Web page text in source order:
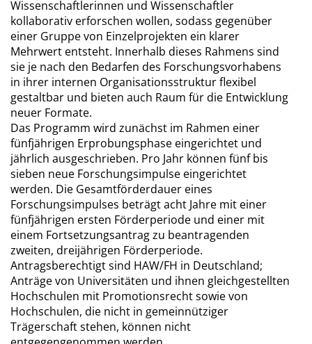
Wissenschaftlerinnen und Wissenschaftler
kollaborativ erforschen wollen, sodass gegenüber
einer Gruppe von Einzelprojekten ein klarer
Mehrwert entsteht. Innerhalb dieses Rahmens sind
sie je nach den Bedarfen des Forschungsvorhabens
in ihrer internen Organisationsstruktur flexibel
gestaltbar und bieten auch Raum für die Entwicklung
neuer Formate.
Das Programm wird zunächst im Rahmen einer
fünfjährigen Erprobungsphase eingerichtet und
jährlich ausgeschrieben. Pro Jahr können fünf bis
sieben neue Forschungsimpulse eingerichtet
werden. Die Gesamtförderdauer eines
Forschungsimpulses beträgt acht Jahre mit einer
fünfjährigen ersten Förderperiode und einer mit
einem Fortsetzungsantrag zu beantragenden
zweiten, dreijährigen Förderperiode.
Antragsberechtigt sind HAW/FH in Deutschland;
Anträge von Universitäten und ihnen gleichgestellten
Hochschulen mit Promotionsrecht sowie von
Hochschulen, die nicht in gemeinnütziger
Trägerschaft stehen, können nicht